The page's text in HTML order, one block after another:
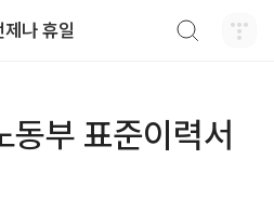
제나 휴일
부 표준이력서